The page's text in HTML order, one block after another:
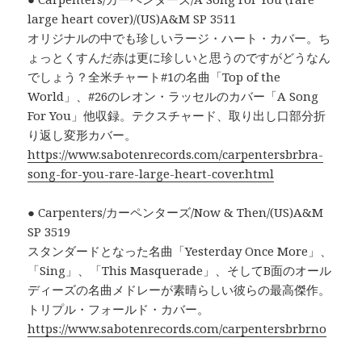
large heart cover)/(US)A&M SP 3511
オリジナルの中でも珍しいラージ・ハート・カバー。ち
ょっとくすんだ赤は更に珍しいと思うのですがどうなん
でしょう？全米チャート#1の名曲「Top of the
World」、#26のレオン・ラッセルのカバー「A Song
For You」他収録。テクスチャード、取り出し口部分折
り返し変形カバー。
https://www.sabotenrecords.com/carpentersbrbra-
song-for-you-rare-large-heart-cover.html
● Carpenters/カーペンターズ/Now & Then/(US)A&M
SP 3519
スタンダードとなった名曲「Yesterday Once More」、
「Sing」、「This Masquerade」、そしてB面のオール
ディーズの名曲メドレーが素晴らしい彼らの最高傑作。
トリプル・フォールド・カバー。
https://www.sabotenrecords.com/carpentersbrbrno